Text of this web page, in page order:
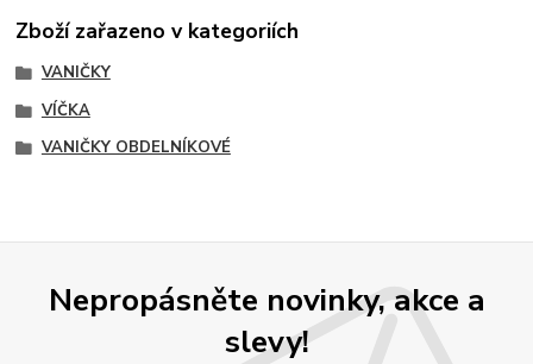
Zboží zařazeno v kategoriích
VANIČKY
VÍČKA
VANIČKY OBDELNÍKOVÉ
Nepropásněte novinky, akce a
slevy!